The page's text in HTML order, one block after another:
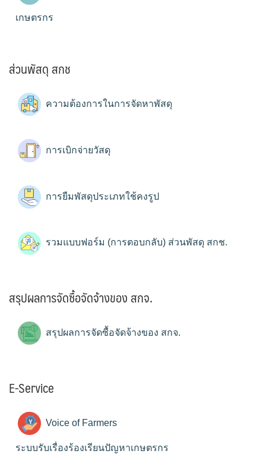
เกษตรกร
ส่วนพัสดุ สกช
ความต้องการในการจัดหาพัสดุ
การเบิกจ่ายวัสดุ
การยืมพัสดุประเภทใช้คงรูป
รวมแบบฟอร์ม (การตอบกลับ) ส่วนพัสดุ สกช.
สรุปผลการจัดซื้อจัดจ้างของ สกจ.
สรุปผลการจัดซื้อจัดจ้างของ สกจ.
E-Service
Voice of Farmers
ระบบรับเรื่องร้องเรียนปัญหาเกษตรกร